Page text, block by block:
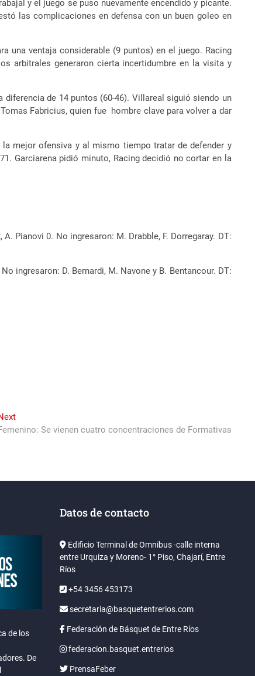
y el juego se puso nuevamente encendido y picante.
las complicaciones en defensa con un buen goleo en
una ventaja considerable (9 puntos) en el juego. Racing
arbitrales generaron cierta incertidumbre en la visita y
de 14 puntos (60-46). Villareal siguió siendo un
Fabricius, quien fue hombre clave para volver a dar
mejor ofensiva y al mismo tiempo tratar de defender y
Garciarena pidió minuto, Racing decidió no cortar en la
Pianovi 0. No ingresaron: M. Drabble, F. Dorregaray. DT:
ingresaron: D. Bernardi, M. Navone y B. Bentancour. DT:
Next
post:
Se vienen cuatro concentraciones de Formativas
de los
De
Datos de contacto
Edificio Terminal de Omnibus -calle interna
entre Urquiza y Moreno- 1° Piso, Chajarí, Entre
Ríos
+54 3456 453173
secretaria@basquetentrerios.com
Federación de Básquet de Entre Ríos
federacion.basquet.entrerios
PrensaFeber